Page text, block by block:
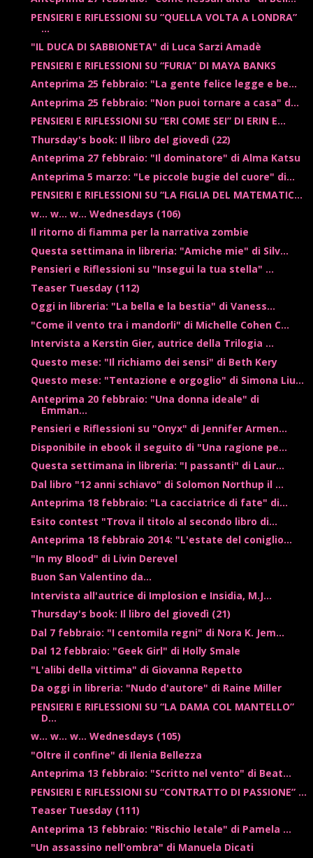
PENSIERI E RIFLESSIONI SU “QUELLA VOLTA A LONDRA”
...
"IL DUCA DI SABBIONETA" di Luca Sarzi Amadè
PENSIERI E RIFLESSIONI SU “FURIA” DI MAYA BANKS
Anteprima 25 febbraio: "La gente felice legge e be...
Anteprima 25 febbraio: "Non puoi tornare a casa" d...
PENSIERI E RIFLESSIONI SU “ERI COME SEI” DI ERIN E...
Thursday's book: Il libro del giovedì (22)
Anteprima 27 febbraio: "Il dominatore" di Alma Katsu
Anteprima 5 marzo: "Le piccole bugie del cuore" di...
PENSIERI E RIFLESSIONI SU “LA FIGLIA DEL MATEMATIC...
w... w... w... Wednesdays (106)
Il ritorno di fiamma per la narrativa zombie
Questa settimana in libreria: "Amiche mie" di Silv...
Pensieri e Riflessioni su "Insegui la tua stella" ...
Teaser Tuesday (112)
Oggi in libreria: "La bella e la bestia" di Vaness...
"Come il vento tra i mandorli" di Michelle Cohen C...
Intervista a Kerstin Gier, autrice della Trilogia ...
Questo mese: "Il richiamo dei sensi" di Beth Kery
Questo mese: "Tentazione e orgoglio" di Simona Liu...
Anteprima 20 febbraio: "Una donna ideale" di
Emman...
Pensieri e Riflessioni su "Onyx" di Jennifer Armen...
Disponibile in ebook il seguito di "Una ragione pe...
Questa settimana in libreria: "I passanti" di Laur...
Dal libro "12 anni schiavo" di Solomon Northup il ...
Anteprima 18 febbraio: "La cacciatrice di fate" di...
Esito contest "Trova il titolo al secondo libro di...
Anteprima 18 febbraio 2014: "L'estate del coniglio...
"In my Blood" di Livin Derevel
Buon San Valentino da...
Intervista all'autrice di Implosion e Insidia, M.J...
Thursday's book: Il libro del giovedì (21)
Dal 7 febbraio: "I centomila regni" di Nora K. Jem...
Dal 12 febbraio: "Geek Girl" di Holly Smale
"L'alibi della vittima" di Giovanna Repetto
Da oggi in libreria: "Nudo d'autore" di Raine Miller
PENSIERI E RIFLESSIONI SU “LA DAMA COL MANTELLO”
D...
w... w... w... Wednesdays (105)
"Oltre il confine" di Ilenia Bellezza
Anteprima 13 febbraio: "Scritto nel vento" di Beat...
PENSIERI E RIFLESSIONI SU “CONTRATTO DI PASSIONE” ...
Teaser Tuesday (111)
Anteprima 13 febbraio: "Rischio letale" di Pamela ...
"Un assassino nell'ombra" di Manuela Dicati